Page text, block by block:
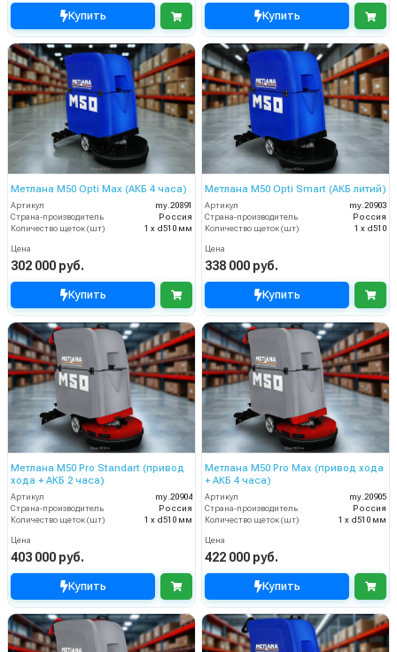
Купить Купить
Метлана М50 Opti Max (АКБ 4 часа)
Артикул
my.20891
Страна-производитель
Россия
Количество щеток (шт)
1 х d510 мм
Цена
302 000 руб.
Купить
Метлана М50 Opti Smart (АКБ литий)
Артикул
my.20903
Страна-производитель
Россия
Количество щеток (шт)
1 х d510
Цена
338 000 руб.
Купить
Метлана М50 Pro Standart (привод
хода + АКБ 2 часа)
Артикул
my.20904
Страна-производитель
Россия
Количество щеток (шт)
1 х d510 мм
Цена
403 000 руб.
Купить
Метлана M50 Pro Max (привод хода
+ АКБ 4 часа)
Артикул
my.20905
Страна-производитель
Россия
Количество щеток (шт)
1 х d510 мм
Цена
422 000 руб.
Купить